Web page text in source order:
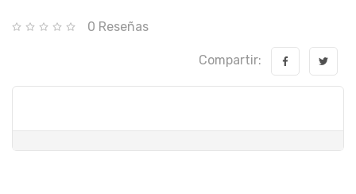
0 Reseñas
Compartir: